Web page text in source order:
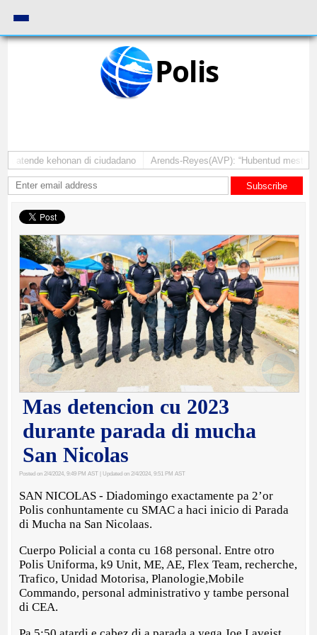
Polis
atende kehonan di ciudadano Arends-Reyes(AVP): “Hubentud mester
Subscribe
Mas detencion cu 2023
durante parada di mucha
San Nicolas
Posted on 2/4/2024, 9:49 PM AST | Updated on 2/4/2024, 9:51 PM AST
SAN NICOLAS - Diadomingo exactamente pa 2’or
Polis conhuntamente cu SMAC a haci inicio di Parada
di Mucha na San Nicolaas.
Cuerpo Policial a conta cu 168 personal. Entre otro
Polis Uniforma, k9 Unit, ME, AE, Flex Team, recherche,
Trafico, Unidad Motorisa, Planologie,Mobile
Commando, personal administrativo y tambe personal
di CEA.